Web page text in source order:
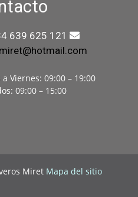
639 625 121
a Viernes: 09:00 – 19:00
09:00 – 15:00
Miret Mapa del sitio